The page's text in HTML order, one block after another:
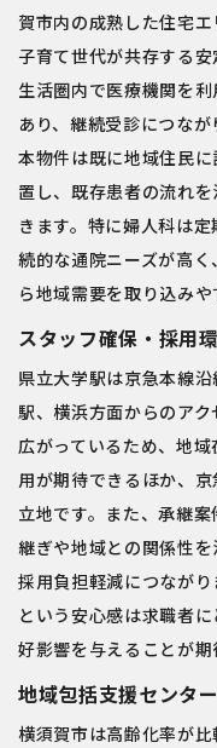
賀市内の成熟した住宅
子育て世代が共存する
生活圏内で医療機関を
あり、継続受診につなが
本物件は既に地域住民
置し、既存患者の流れ
きます。特に婦人科は
続的な通院ニーズが高
ら地域需要を取り込みや
スタッフ確保・採用
県立大学駅は京急本線
駅、横浜方面からのア
広がっているため、地
用が期待できるほか、
立地です。また、承継
継ぎや地域との関係性
採用負担軽減につなが
という安心感は求職者
好影響を与えることが期
地域包括支援センタ
横須賀市は高齢化率が